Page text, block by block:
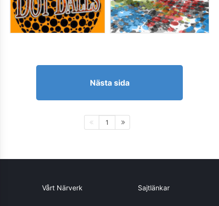
Nästa sida
1
Vårt Närverk Sajtlänkar